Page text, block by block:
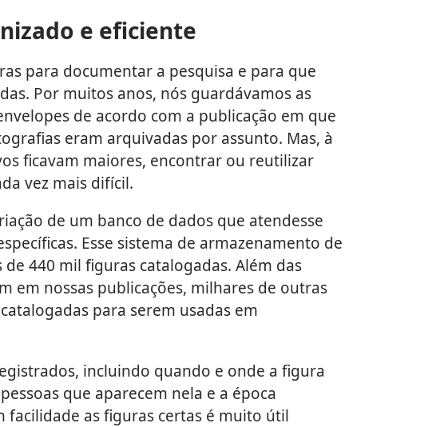
e eficiente
para documentar a pesquisa e para que
Por muitos anos, nós guardávamos as
de acordo com a publicação em que
eram arquivadas por assunto. Mas, à
ficavam maiores, encontrar ou reutilizar
vez mais difícil.
de um banco de dados que atendesse
Esse sistema de armazenamento de
440 mil figuras catalogadas. Além das
em nossas publicações, milhares de outras
para serem usadas em
incluindo quando e onde a figura
que aparecem nela e a época
facilidade as figuras certas é muito útil